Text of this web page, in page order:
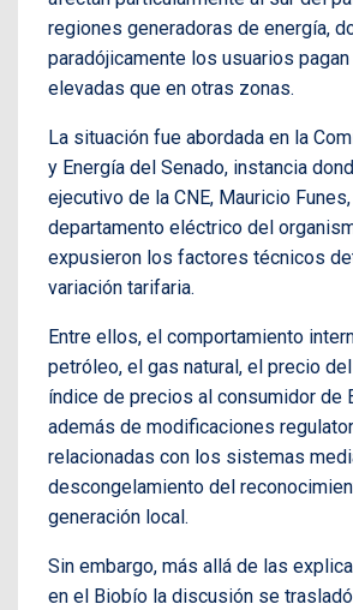
regiones generadoras de energía,
paradójicamente los usuarios
elevadas que en otras zonas.
La situación fue abordada en la
y Energía del Senado, instancia
ejecutivo de la CNE, Mauricio
departamento eléctrico del
expusieron los factores técnicos
variación tarifaria.
Entre ellos, el comportamiento
petróleo, el gas natural, el precio
índice de precios al consumidor de
además de modificaciones
relacionadas con los sistemas
descongelamiento del
generación local.
Sin embargo, más allá de las
en el Biobío la discusión se